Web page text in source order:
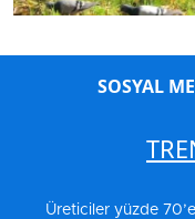
SOSYAL
Üreticiler yüzde